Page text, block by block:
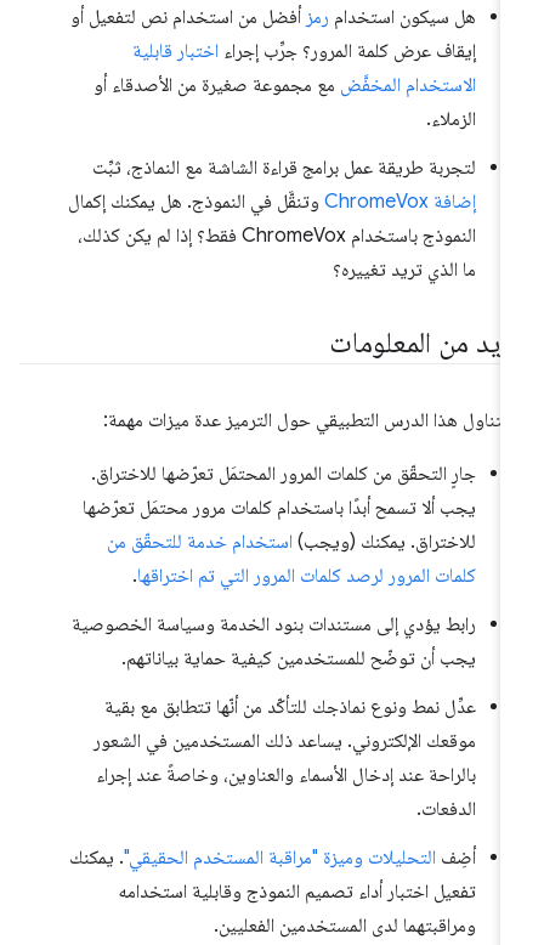
هل سيكون استخدامرمز أفضل من استخدام نص لتفعيل أو
إيقاف عرض كلمة المرور؟ جرِّب إجراءاختبار قابلية
الاستخدام المخفَّضمع مجموعة صغيرة من الأصدقاء أو
الزملاء.
لتجربة طريقة عمل برامج قراءة الشاشة مع النماذج، ثبِّت
إضافة ChromeVox
وتنقَّل في النموذج. هل يمكنك إكمال
النموذج باستخدام ChromeVox فقط؟ إذا لم يكن كذلك،
ما الذي تريد تغييره؟
من المعلومات
يتناول هذا الدرس التطبيقي حول الترميز عدة ميزات مهمة:
جارٍ التحقّق من كلمات المرور المحتمَل تعرّضها للاختراق.
يجب ألا تسمح أبدًا باستخدام كلمات مرور محتمَل تعرّضها
للاختراق. يمكنك (ويجب)استخدام خدمة للتحقّق من
كلمات المرور لرصد كلمات المرور التي تم اختراقها
رابط يؤدي إلى مستندات بنود الخدمة وسياسة الخصوصية
يجب أن توضّح للمستخدمين كيفية حماية بياناتهم.
عدِّل نمط ونوع نماذجك للتأكّد من أنّها تتطابق مع بقية
موقعك الإلكتروني. يساعد ذلك المستخدمين في الشعور
بالراحة عند إدخال الأسماء والعناوين، وخاصةً عند إجراء
الدفعات.
أضِفالتحليلات وميزة "مراقبة المستخدم الحقيقي". يمكنك
تفعيل اختبار أداء تصميم النموذج وقابلية استخدامه
ومراقبتهما لدى المستخدمين الفعليين.